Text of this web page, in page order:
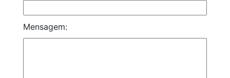
Mensagem: